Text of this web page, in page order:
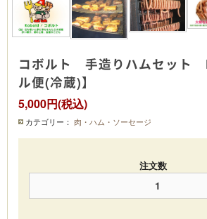
コボルト 手造りハムセット
ル便(冷蔵)】
5,000円(税込)
カテゴリー： 肉・ハム・ソーセージ
注文数